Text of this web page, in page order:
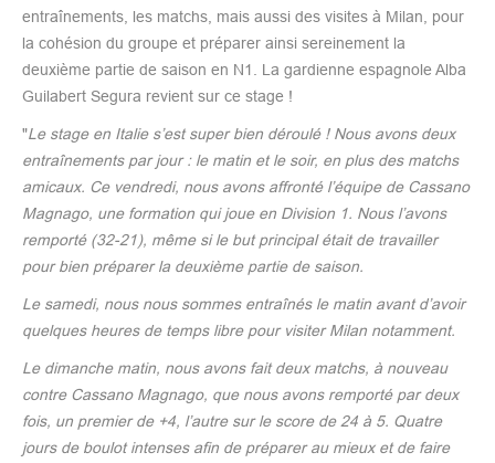
entraînements, les matchs, mais aussi des visites à Milan, pour
la cohésion du groupe et préparer ainsi sereinement la
deuxième partie de saison en N1. La gardienne espagnole Alba
Guilabert Segura revient sur ce stage !
"Le stage en Italie s’est super bien déroulé ! Nous avons deux
entraînements par jour : le matin et le soir, en plus des matchs
amicaux. Ce vendredi, nous avons affronté l’équipe de Cassano
Magnago, une formation qui joue en Division 1. Nous l’avons
remporté (32-21), même si le but principal était de travailler
pour bien préparer la deuxième partie de saison.
Le samedi, nous nous sommes entraînés le matin avant d’avoir
quelques heures de temps libre pour visiter Milan notamment.
Le dimanche matin, nous avons fait deux matchs, à nouveau
contre Cassano Magnago, que nous avons remporté par deux
fois, un premier de +4, l’autre sur le score de 24 à 5. Quatre
jours de boulot intenses afin de préparer au mieux et de faire